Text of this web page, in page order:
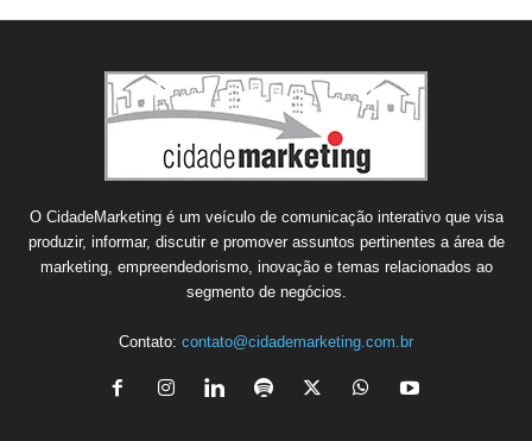
O CidadeMarketing é um veículo de comunicação interativo que visa
produzir, informar, discutir e promover assuntos pertinentes a área de
marketing, empreendedorismo, inovação e temas relacionados ao
segmento de negócios.
Contato: contato@cidademarketing.com.br